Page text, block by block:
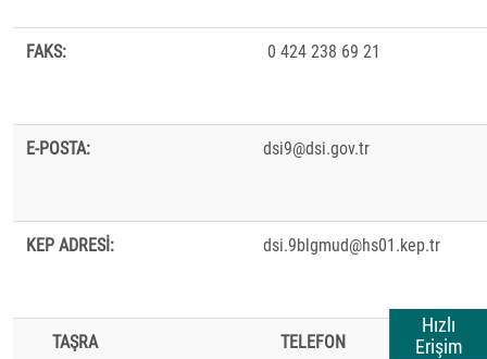
Hızlı
Erişim
FAKS: 0 424 238 69 21
E-POSTA: dsi9@dsi.gov.tr
KEP ADRESİ: dsi.9blgmud@hs01.kep.tr
TAŞRA TELEFON